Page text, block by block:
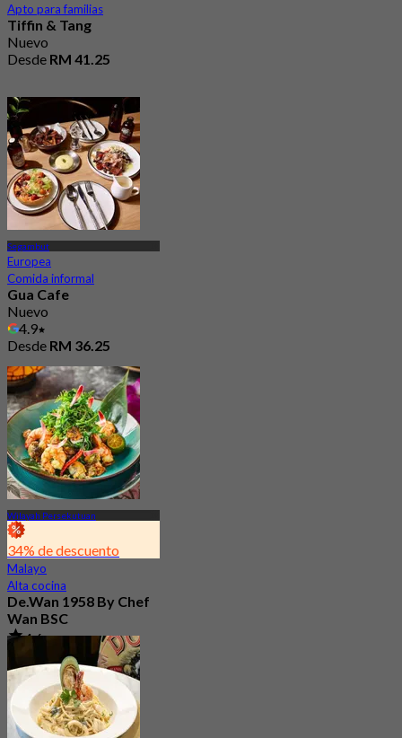
Apto para familias
Tiffin & Tang
Nuevo
Desde RM 41.25
Segambut
Europea
Comida informal
Gua Cafe
Nuevo
4.9
Desde RM 36.25
Wilayah Persekutuan
34% de descuento
Malayo
Alta cocina
De.Wan 1958 By Chef
Wan BSC
4.6
258 Reservado
Desde
RM 92.5